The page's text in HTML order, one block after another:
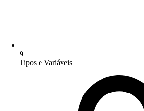
9
Tipos e Variáveis